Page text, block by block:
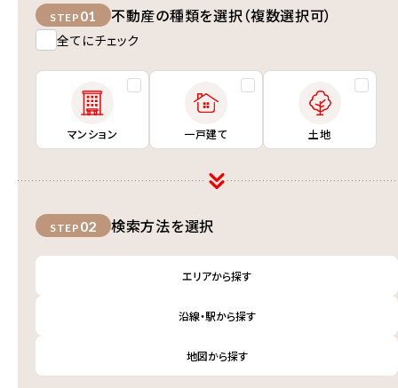
STEP 01 不動産の種類を選択（複数選択可）
全てにチェック
マンション 一戸建て 土地
STEP 02 検索方法を選択
エリアから探す
沿線・駅から探す
地図から探す